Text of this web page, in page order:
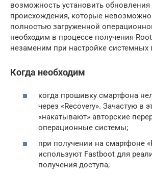
возможность установить
происхождения, которые невозможно
полностью загруженной
необходим в процессе получения
незаменим при настройке системных
Когда необходим
когда прошивку смартфона
через «Recovery». Зачастую в
«накатывают» авторские
операционные системы;
при получении на смартфоне
используют Fastboot для
получения доступа;